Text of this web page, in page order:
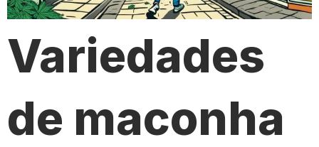
Variedades
de maconha